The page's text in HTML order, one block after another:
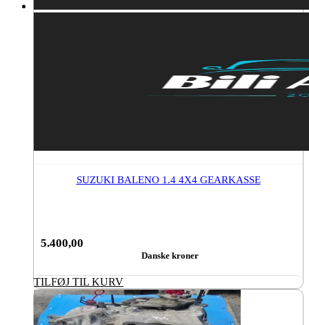
SUZUKI BALENO 1.4 4X4 GEARKASSE
5.400,00
Danske kroner
TILFØJ TIL KURV